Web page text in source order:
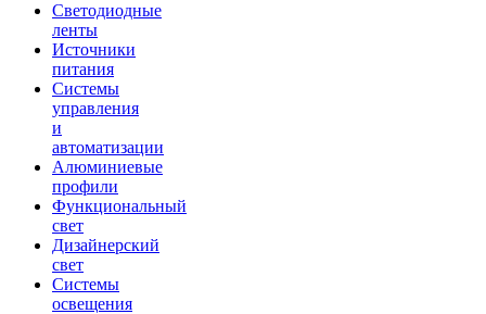
Светодиодные
ленты
Источники
питания
Системы
управления
и
автоматизации
Алюминиевые
профили
Функциональный
свет
Дизайнерский
свет
Системы
освещения